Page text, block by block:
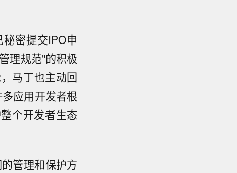
密提交IPO申
理规范"的积极
马丁也主动回
应用开发者根
个开发者生态
管理和保护方